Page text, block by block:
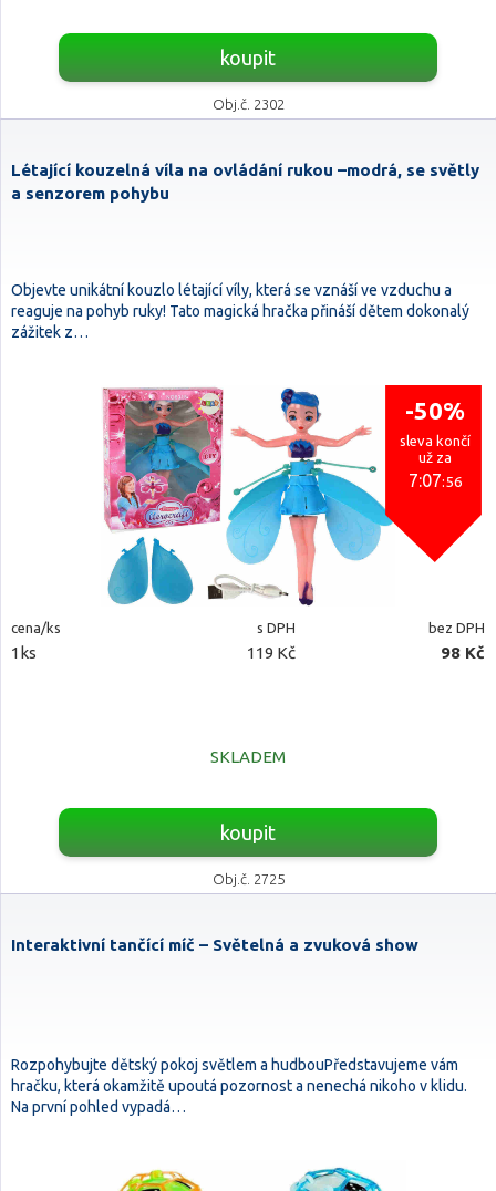
koupit
Obj.č. 2302
Létající kouzelná víla na ovládání rukou –modrá, se světly
a senzorem pohybu
Objevte unikátní kouzlo létající víly, která se vznáší ve vzduchu a
reaguje na pohyb ruky! Tato magická hračka přináší dětem dokonalý
zážitek z…
-50%
sleva končí
už za
7:07:54
cena/ks s DPH bez DPH
1ks 119 Kč 98 Kč
SKLADEM
koupit
Obj.č. 2725
Interaktivní tančící míč – Světelná a zvuková show
Rozpohybujte dětský pokoj světlem a hudbouPředstavujeme vám
hračku, která okamžitě upoutá pozornost a nenechá nikoho v klidu.
Na první pohled vypadá…